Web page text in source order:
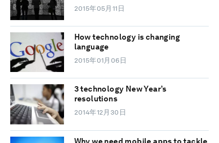
2015年05月11日
How technology is changing
language
2015年01月06日
3 technology New Year’s
resolutions
2014年12月30日
Why we need mobile apps to tackle